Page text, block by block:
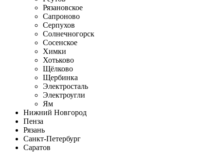
Рязановское
Сапроново
Серпухов
Солнечногорск
Сосенское
Химки
Хотьково
Щёлково
Щербинка
Электросталь
Электроугли
Ям
Нижний Новгород
Пенза
Рязань
Санкт-Петербург
Саратов